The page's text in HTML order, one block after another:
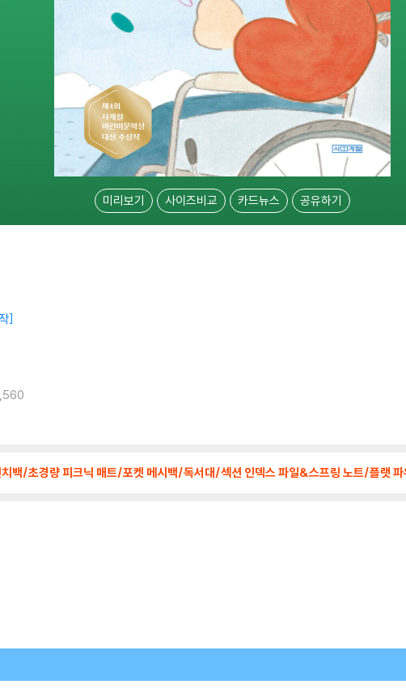
미리보기 사이즈비교 카드뉴스 공유하기
백/초경량 피크닉 매트/포켓 메시백/독서대/섹션 인덱스 파일&스프링 노트/플랫